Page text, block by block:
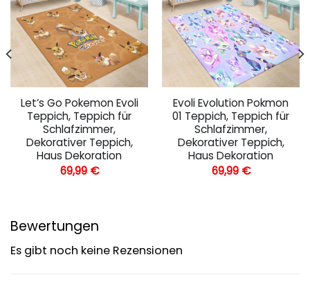
Let’s Go Pokemon Evoli
Teppich, Teppich für
Schlafzimmer,
Dekorativer Teppich,
Haus Dekoration
69,99 €
Evoli Evolution Pokmon
01 Teppich, Teppich für
Schlafzimmer,
Dekorativer Teppich,
Haus Dekoration
69,99 €
Bewertungen
Es gibt noch keine Rezensionen